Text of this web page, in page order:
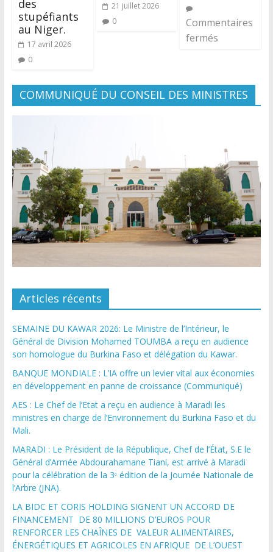
des
stupéfiants
au Niger.
17 avril 2026
0
21 juillet 2026
0
Commentaires
fermés
COMMUNIQUÉ DU CONSEIL DES MINISTRES
Articles récents
SEMAINE DU KAWAR 2026: Le Ministre de l’Intérieur, le
Général de Division Mohamed TOUMBA a reçu en audience
son homologue du Burkina Faso et délégation du Kawar.
BANQUE MONDIALE : L’IA offre un levier vital aux économies
en développement en panne de croissance (Communiqué)
AES : Le Chef de l’Etat a reçu en audience à Maradi les
ministres en charge de l’Environnement du Burkina Faso et du
Mali.
MARADI : Le Président de la République, Chef de l’État, S.E le
Général d’Armée Abdourahamane Tiani, est arrivé à Maradi
pour la célébration de la 3ᵉ édition de la Journée Nationale de
l’Arbre (JNA).
LA BIDC ET CORIS HOLDING SIGNENT UN ACCORD DE
FINANCEMENT DE 80 MILLIONS D’EUROS POUR
RENFORCER LES CHAÎNES DE VALEUR ALIMENTAIRES,
ÉNERGÉTIQUES ET AGRICOLES EN AFRIQUE DE L’OUEST